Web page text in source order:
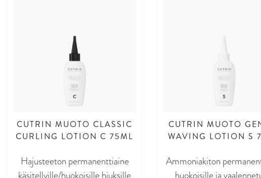
CUTRIN MUOTO CLASSIC
CURLING LOTION C 75ML
Hajusteeton permanenttiaine
käsitellyille/huokoisille hiuksille
CUTRIN MUOTO
WAVING LOTION S
Ammoniakiton
huokoisille ja